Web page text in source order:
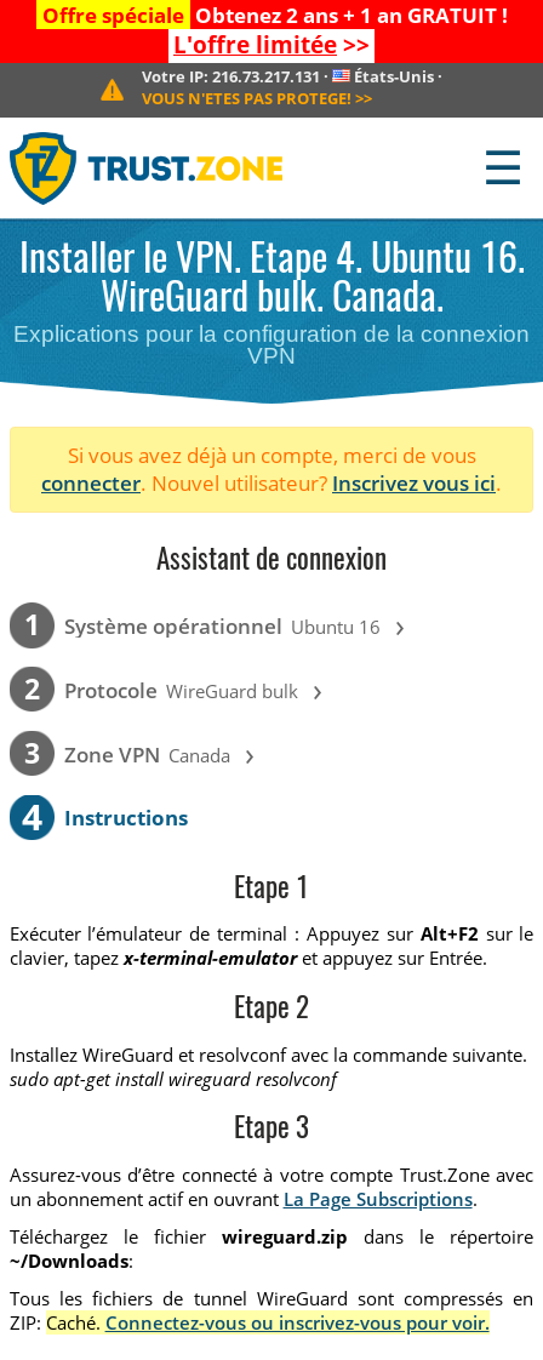
Offre spéciale Obtenez 2 ans + 1 an GRATUIT !
L'offre limitée>>
Votre IP: 216.73.217.131 · États-Unis ·
VOUS N'ETES PAS PROTEGE! >>
☰
Installer le VPN. Etape 4. Ubuntu 16.
WireGuard bulk. Canada.
Explications pour la configuration de la connexion
VPN
Si vous avez déjà un compte, merci de vous
connecter. Nouvel utilisateur? Inscrivez vous ici.
Assistant de connexion
1 Système opérationnel Ubuntu 16 ›
2 Protocole WireGuard bulk ›
3 Zone VPN Canada ›
4 Instructions
Etape 1
Exécuter l’émulateur de terminal : Appuyez sur Alt+F2sur le
clavier, tapezx-terminal-emulatoret appuyez sur Entrée.
Etape 2
Installez WireGuard et resolvconf avec la commande suivante.
sudo apt-get install wireguard resolvconf
Etape 3
Assurez-vous d’être connecté à votre compte Trust.Zone avec
un abonnement actif en ouvrant La Page Subscriptions.
Téléchargez le fichier wireguard.zip dans le répertoire
~/Downloads:
Tous les fichiers de tunnel WireGuard sont compressés en
ZIP: Caché. Connectez-vous ou inscrivez-vous pour voir.